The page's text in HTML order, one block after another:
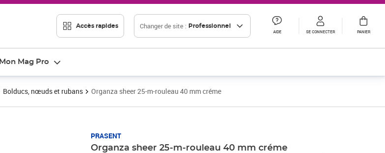
Accès rapides Changer de site : Professionnel
AIDE SE CONNECTER PANIER
Mon Mag Pro
Bolducs, nœuds et rubans Organza sheer 25-m-rouleau 40 mm créme
PRASENT
Organza sheer 25-m-rouleau 40 mm créme
Prix 4,04€